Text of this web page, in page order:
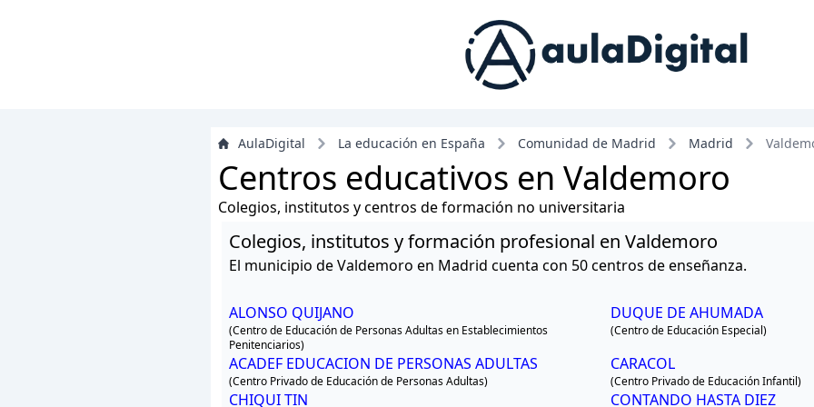
AulaDigital La educación en España Comunidad de Madrid Madrid
Centros educativos en Valdemoro
Colegios, institutos y centros de formación no universitaria
Colegios, institutos y formación profesional en Valdemoro
El municipio de Valdemoro en Madrid cuenta con 50 centros de enseñanza.
ALONSO QUIJANO
(Centro de Educación de Personas Adultas en Establecimientos
Penitenciarios)
DUQUE DE AHUMADA
(Centro de Educación Especial)
ACADEF EDUCACION DE PERSONAS ADULTAS
(Centro Privado de Educación de Personas Adultas)
CARACOL
(Centro Privado de Educación Infantil)
CHIQUI TIN CONTANDO HASTA DIEZ